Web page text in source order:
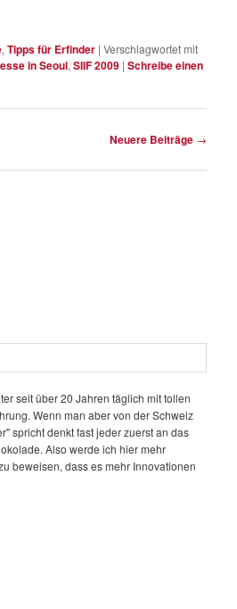
,Tipps für Erfinder |Verschlagwortet mit
in Seoul,SIIF 2009 |Schreibe einen
Neuere Beiträge →
seit über 20 Jahren täglich mit tollen
Wenn man aber von der Schweiz
spricht denkt fast jeder zuerst an das
Also werde ich hier mehr
beweisen, dass es mehr Innovationen